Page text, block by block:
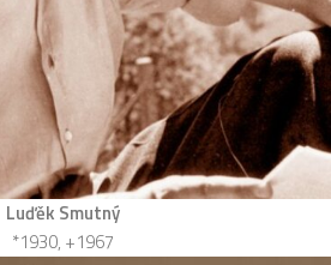
Luďěk Smutný
*1930, +1967